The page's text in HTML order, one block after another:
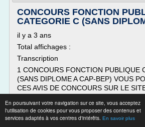
En poursuivant votre navigation sur ce site, vous acceptez
l'utilisation de cookies pour vous proposer des contenus et
services adaptés à vos centres d'intérêts. En savoir plus
CONCOURS FONCTION
CATEGORIE C (SANS
il y a 3 ans
Total affichages :
Transcription
1 CONCOURS FONCTION PUBLIQUE
(SANS DIPLOME A CAP-BEP) VOUS
CES AVIS DE CONCOURS SUR LE
Arrêté du 27 avril 2015 autorisant au
l'ouverture d'un recrutement par voie de